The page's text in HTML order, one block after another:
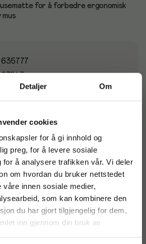
Detaljer Om
cookies
for å gi innhold og
preg, for å levere sosiale
for å analysere trafikken vår. Vi deler
om hvordan du bruker nettstedet
våre innen sosiale medier,
som kan kombinere den
du har gjort tilgjengelig for dem,
inn gjennom din bruk av
for å forbedre ergonomisk
mus
635777
67043
Skum
220 x 245 mm
25 mm
Nei